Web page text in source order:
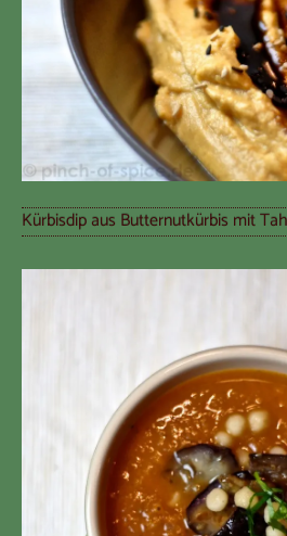
Kürbisdip aus Butternutkürbis mit